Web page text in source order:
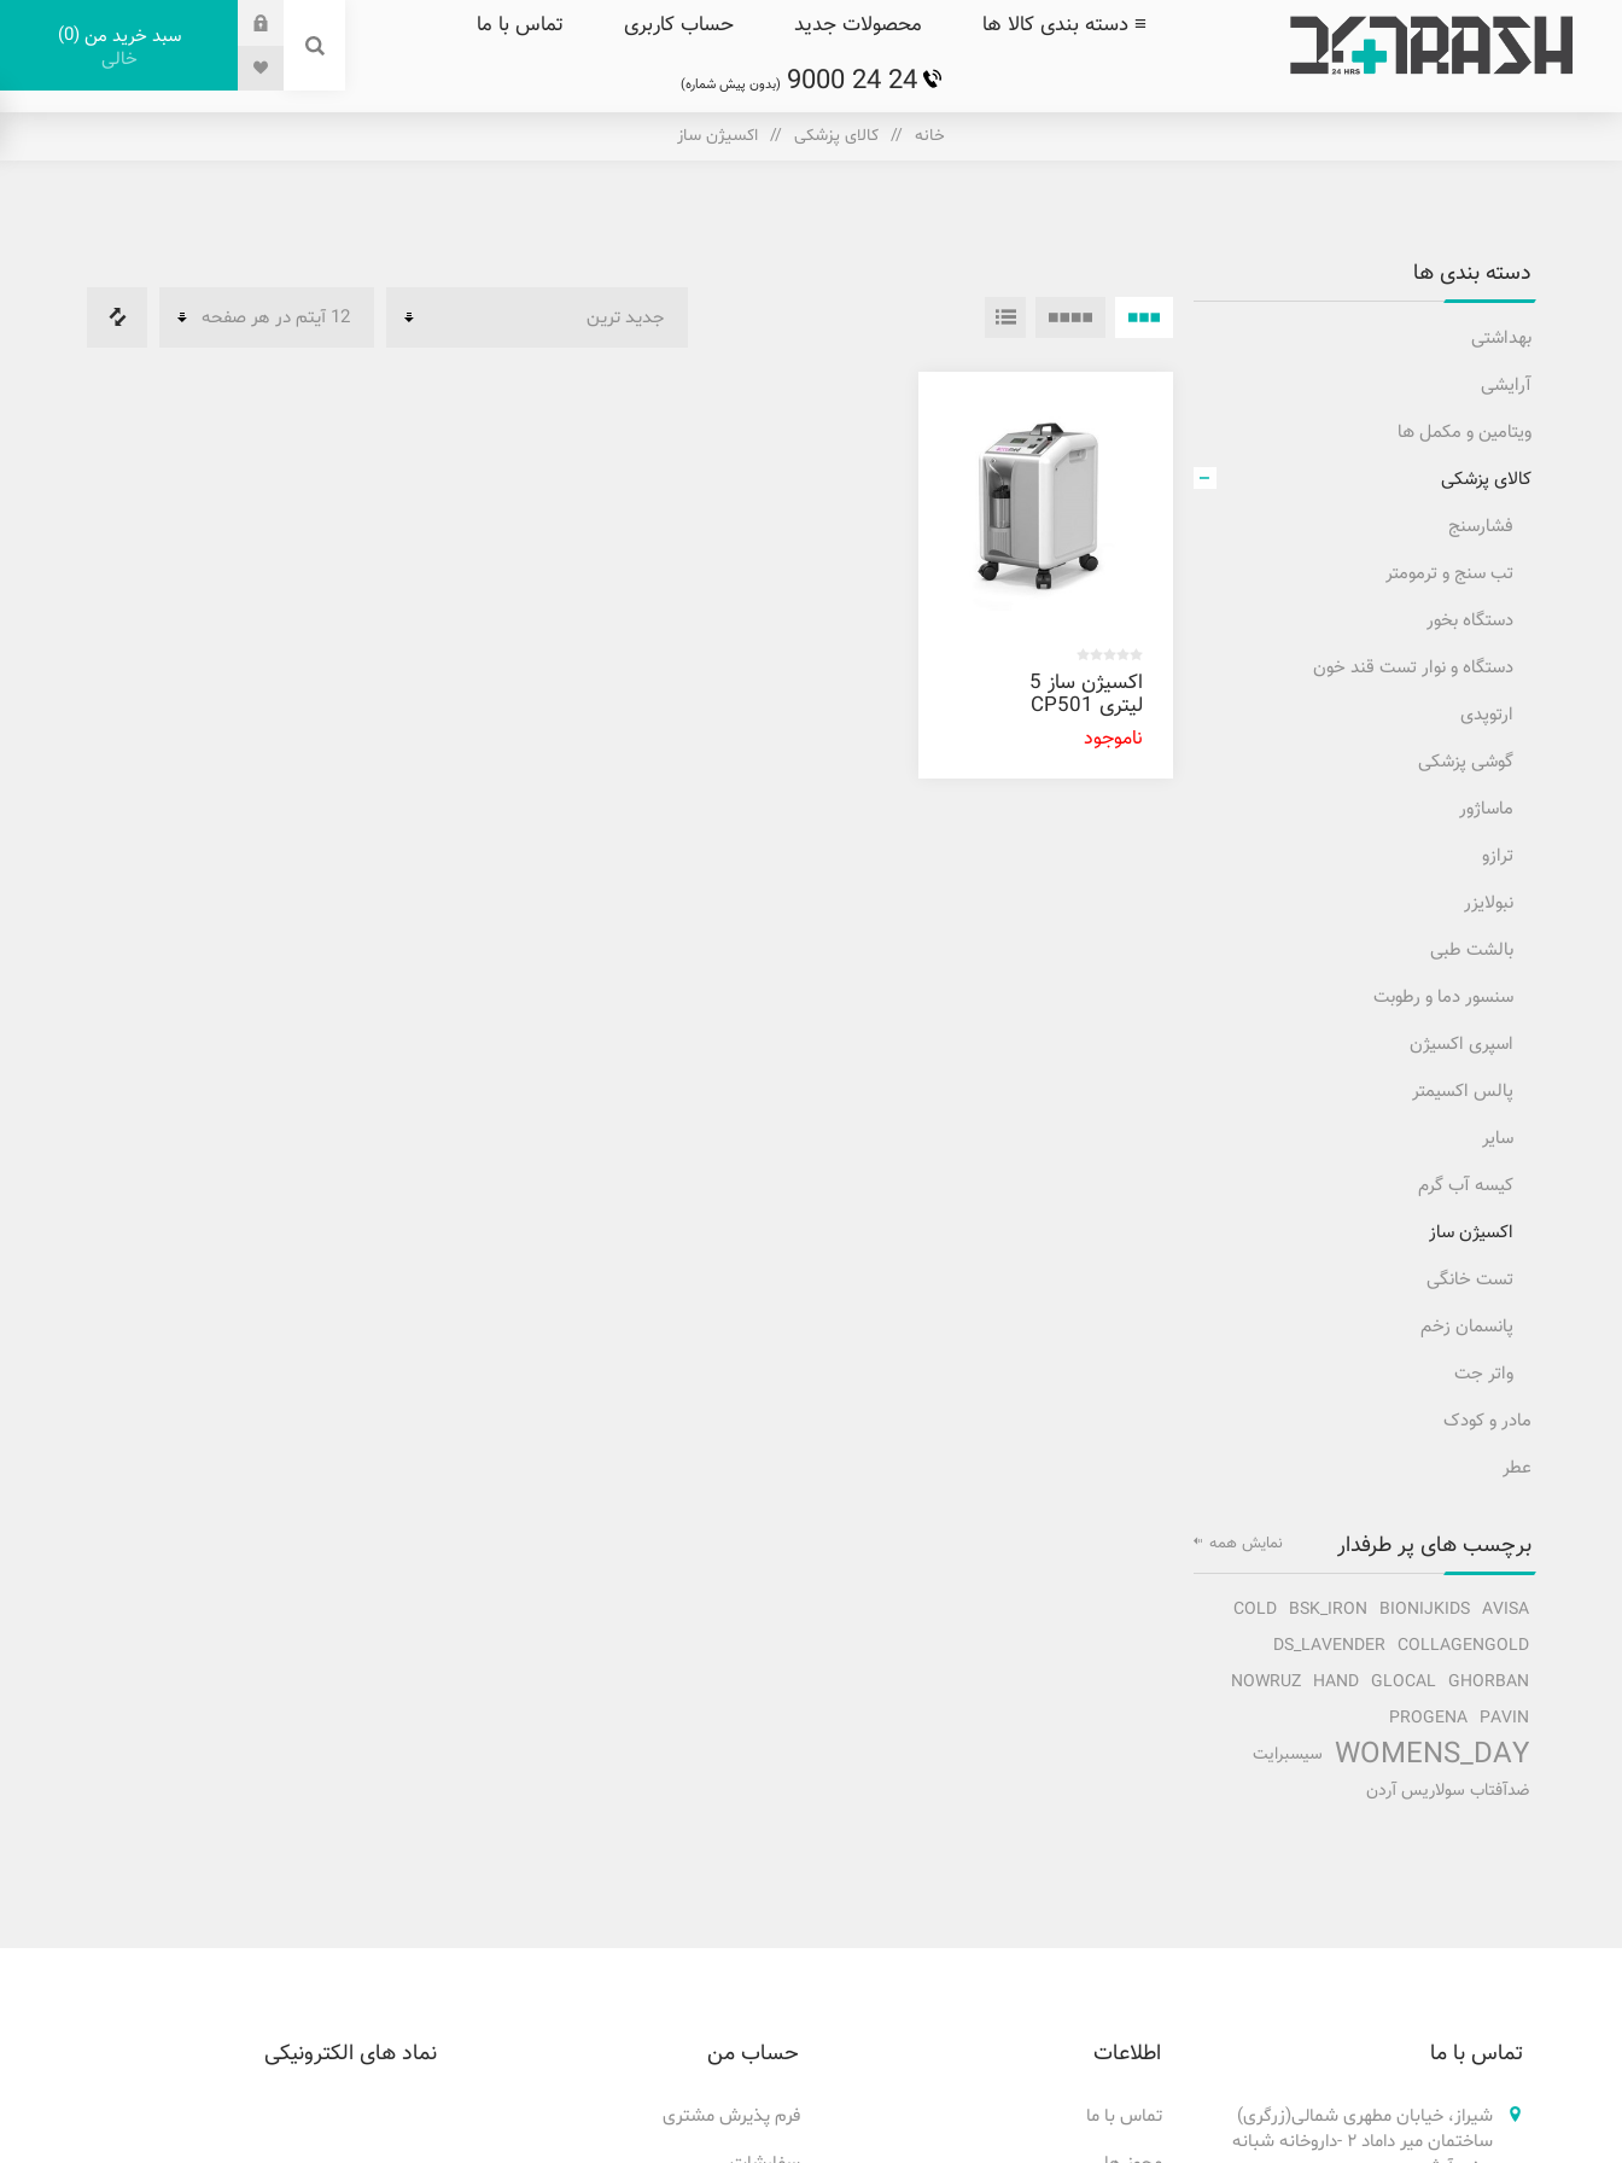
≡ دسته بندی کالا ها محصولات جدید حساب کاربری تماس با ما
9000 24 24 (بدون پیش شماره)
سبد خرید من 0
خالی
خانه / کالای پزشکی / اکسیژن ساز
اکسیژن ساز 5
لیتری CP501
اکیومد
ناموجود
دسته بندی ها
بهداشتی
آرایشی
ویتامین و مکمل ها
کالای پزشکی
فشارسنج
تب سنج و ترمومتر
دستگاه بخور
دستگاه و نوار تست قند خون
ارتوپدی
گوشی پزشکی
ماساژور
ترازو
نبولایزر
بالشت طبی
سنسور دما و رطوبت
اسپری اکسیژن
پالس اکسیمتر
سایر
کیسه آب گرم
اکسیژن ساز
تست خانگی
پانسمان زخم
واتر جت
مادر و کودک
عطر
برچسب های پر طرفدار
AVISA
BIONIJKIDS
BSK_IRON
COLD
COLLAGENGOLD
DS_LAVENDER
GHORBAN
GLOCAL
HAND
NOWRUZ
PAVIN
PROGENA
WOMENS_DAY سیسبرایت
ضدآفتاب سولاریس آردن
نمایش همه
تماس با ما
شیراز، خیابان مطهری شمالی(زرگری)
ساختمان میر داماد ۲ -داروخانه شبانه
اطلاعات
تماس با ما
حساب من
فرم پذیرش مشتری
نماد های الکترونیکی